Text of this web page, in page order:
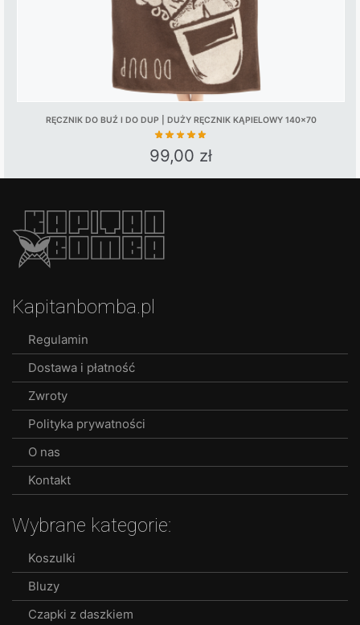
RĘCZNIK DO BUŹ I DO DUP | DUŻY RĘCZNIK KĄPIELOWY 140×70
99,00 zł
Kapitanbomba.pl
Regulamin
Dostawa i płatność
Zwroty
Polityka prywatności
O nas
Kontakt
Wybrane kategorie:
Koszulki
Bluzy
Czapki z daszkiem